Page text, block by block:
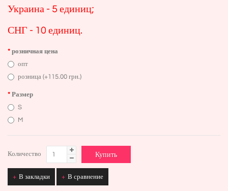
Украина - 5 единиц;
СНГ - 10 единиц.
розничная цена
опт
розница (+115.00 грн.)
Размер
S
M
Количество
В закладки В сравнение